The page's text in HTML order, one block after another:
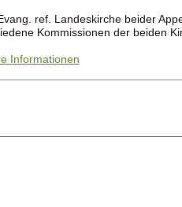
ref. Landeskirche beider
Kommissionen der beiden
Informationen